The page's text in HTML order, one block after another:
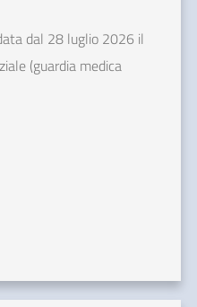
dal 28 luglio 2026 il
(guardia medica